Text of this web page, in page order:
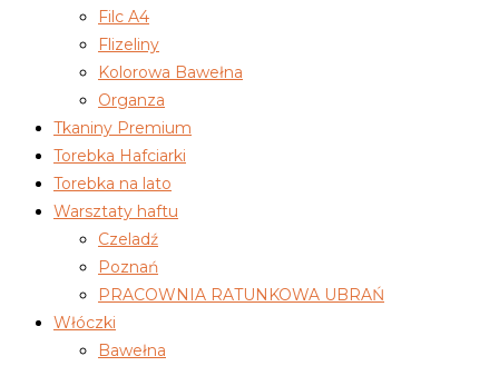
Filc A4
Flizeliny
Kolorowa Bawełna
Organza
Tkaniny Premium
Torebka Hafciarki
Torebka na lato
Warsztaty haftu
Czeladź
Poznań
PRACOWNIA RATUNKOWA UBRAŃ
Włóczki
Bawełna